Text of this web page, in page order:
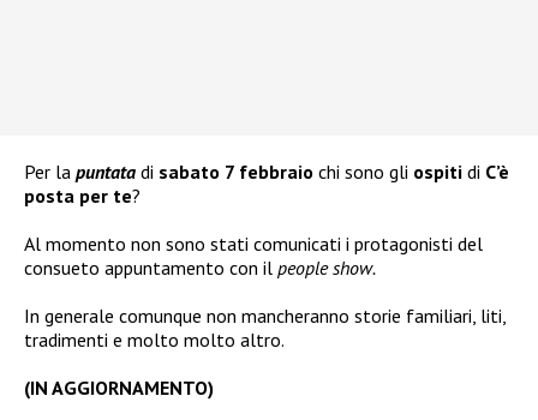
Per la puntata di sabato 7 febbraio chi sono gli ospiti di C’è
posta per te?
Al momento non sono stati comunicati i protagonisti del
consueto appuntamento con il people show.
In generale comunque non mancheranno storie familiari, liti,
tradimenti e molto molto altro.
(IN AGGIORNAMENTO)